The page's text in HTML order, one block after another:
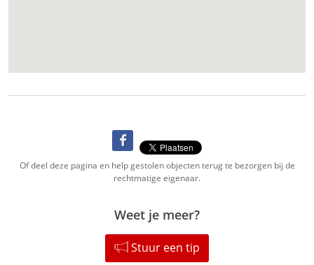
Of deel deze pagina en help gestolen objecten terug te bezorgen bij de
rechtmatige eigenaar.
Weet je meer?
Stuur een tip